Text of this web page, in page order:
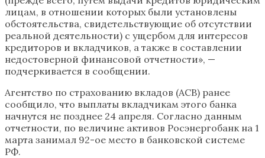
лицам, в отношении которых были установлены
обстоятельства, свидетельствующие об отсутствии
реальной деятельности) с ущербом для интересов
кредиторов и вкладчиков, а также в составлении
недостоверной финансовой отчетности», —
подчеркивается в сообщении.
Агентство по страхованию вкладов (АСВ) ранее
сообщило, что выплаты вкладчикам этого банка
начнутся не позднее 24 апреля. Согласно данным
отчетности, по величине активов Росэнергобанк на 1
марта занимал 92-ое место в банковской системе
РФ.